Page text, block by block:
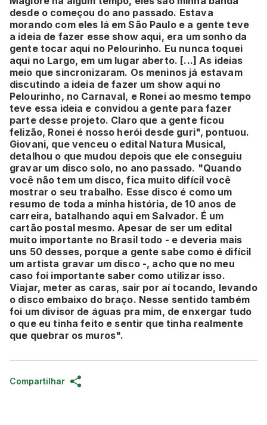
desde o começou do ano passado. Estava
morando com eles lá em São Paulo e a gente teve
a ideia de fazer esse show aqui, era um sonho da
gente tocar aqui no Pelourinho. Eu nunca toquei
aqui no Largo, em um lugar aberto. [...] As ideias
meio que sincronizaram. Os meninos já estavam
discutindo a ideia de fazer um show aqui no
Pelourinho, no Carnaval, e Ronei ao mesmo tempo
teve essa ideia e convidou a gente para fazer
parte desse projeto. Claro que a gente ficou
felizão, Ronei é nosso herói desde guri", pontuou.
Giovani, que venceu o edital Natura Musical,
detalhou o que mudou depois que ele conseguiu
gravar um disco solo, no ano passado. "Quando
você não tem um disco, fica muito difícil você
mostrar o seu trabalho. Esse disco é como um
resumo de toda a minha história, de 10 anos de
carreira, batalhando aqui em Salvador. É um
cartão postal mesmo. Apesar de ser um edital
muito importante no Brasil todo - e deveria mais
uns 50 desses, porque a gente sabe como é difícil
um artista gravar um disco -, acho que no meu
caso foi importante saber como utilizar isso.
Viajar, meter as caras, sair por aí tocando, levando
o disco embaixo do braço. Nesse sentido também
foi um divisor de águas pra mim, de enxergar tudo
o que eu tinha feito e sentir que tinha realmente
que quebrar os muros".
Compartilhar